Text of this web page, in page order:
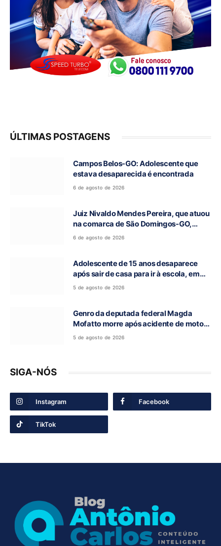
ÚLTIMAS POSTAGENS
Campos Belos-GO: Adolescente que
estava desaparecida é encontrada
6 de agosto de 2026
Juiz Nivaldo Mendes Pereira, que atuou
na comarca de São Domingos-GO,
morre aos 62 anos
6 de agosto de 2026
Adolescente de 15 anos desaparece
após sair de casa para ir à escola, em
Campos Belos-GO
5 de agosto de 2026
Genro da deputada federal Magda
Mofatto morre após acidente de moto
na BR-153
5 de agosto de 2026
SIGA-NÓS
Instagram Facebook
TikTok